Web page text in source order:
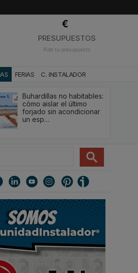
PRESUPUESTOS
Pide tu presupuesto
FERIAS C. INSTALADOR
Buhardillas no habitables:
cómo aislar el último
forjado sin acondicionar
un esp…